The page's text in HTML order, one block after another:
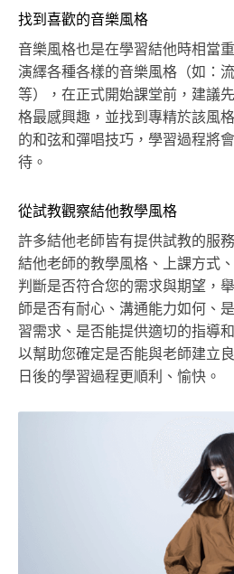
找到喜歡的音樂風格
音樂風格也是在學習結他時相當
演繹各種各樣的音樂風格（如：
等），在正式開始課堂前，建議
格最感興趣，並找到專精於該風
的和弦和彈唱技巧，學習過程將
待。
從試教觀察結他教學風格
許多結他老師皆有提供試教的服
結他老師的教學風格、上課方式
判斷是否符合您的需求與期望，
師是否有耐心、溝通能力如何、
習需求、是否能提供適切的指導
以幫助您確定是否能與老師建立
日後的學習過程更順利、愉快。